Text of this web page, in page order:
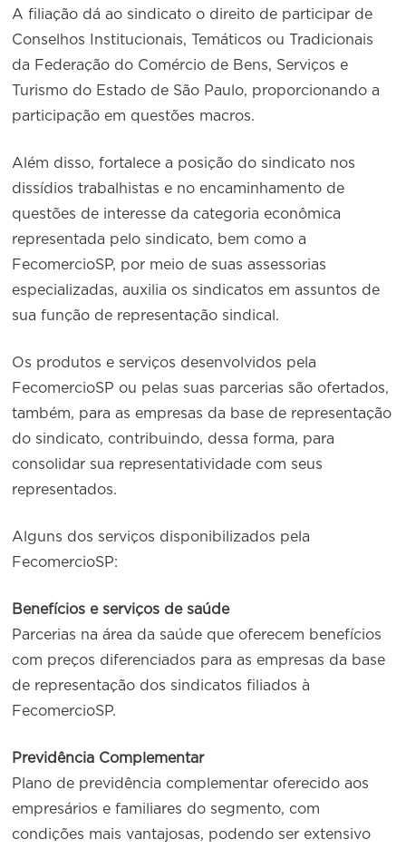
A filiação dá ao sindicato o direito de participar de
Conselhos Institucionais, Temáticos ou Tradicionais
da Federação do Comércio de Bens, Serviços e
Turismo do Estado de São Paulo, proporcionando a
participação em questões macros.
Além disso, fortalece a posição do sindicato nos
dissídios trabalhistas e no encaminhamento de
questões de interesse da categoria econômica
representada pelo sindicato, bem como a
FecomercioSP, por meio de suas assessorias
especializadas, auxilia os sindicatos em assuntos de
sua função de representação sindical.
Os produtos e serviços desenvolvidos pela
FecomercioSP ou pelas suas parcerias são ofertados,
também, para as empresas da base de representação
do sindicato, contribuindo, dessa forma, para
consolidar sua representatividade com seus
representados.
Alguns dos serviços disponibilizados pela
FecomercioSP:
Benefícios e serviços de saúde
Parcerias na área da saúde que oferecem benefícios
com preços diferenciados para as empresas da base
de representação dos sindicatos filiados à
FecomercioSP.
Previdência Complementar
Plano de previdência complementar oferecido aos
empresários e familiares do segmento, com
condições mais vantajosas, podendo ser extensivo